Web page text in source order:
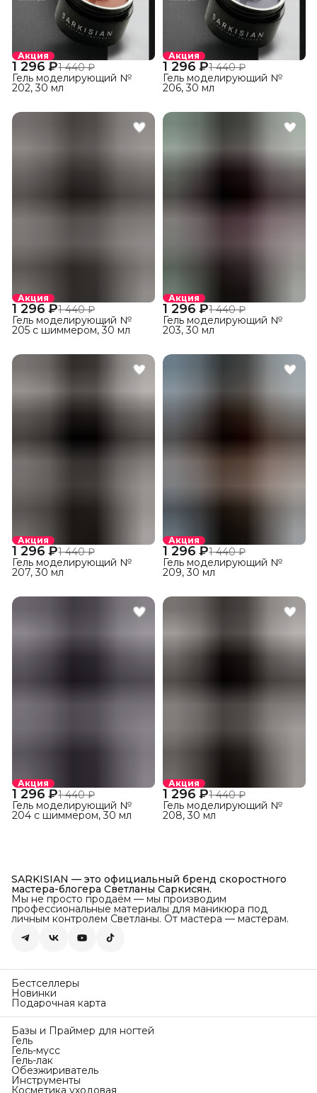
Акция
1 296 ₽1 440 ₽
Гель моделирующий №
202, 30 мл
Акция
1 296 ₽1 440 ₽
Гель моделирующий №
206, 30 мл
Акция
1 296 ₽1 440 ₽
Гель моделирующий №
205 с шиммером, 30 мл
Акция
1 296 ₽1 440 ₽
Гель моделирующий №
203, 30 мл
Акция
1 296 ₽1 440 ₽
Гель моделирующий №
207, 30 мл
Акция
1 296 ₽1 440 ₽
Гель моделирующий №
209, 30 мл
Акция
1 296 ₽1 440 ₽
Гель моделирующий №
204 с шиммером, 30 мл
Акция
1 296 ₽1 440 ₽
Гель моделирующий №
208, 30 мл
SARKISIAN — это официальный бренд скоростного
мастера-блогера Светланы Саркисян.
Мы не просто продаём — мы производим
профессиональные материалы для маникюра под
личным контролем Светланы. От мастера — мастерам.
Бестселлеры
Новинки
Подарочная карта
Базы и Праймер для ногтей
Гель
Гель-мусс
Гель-лак
Обезжириватель
Инструменты
Косметика уходовая